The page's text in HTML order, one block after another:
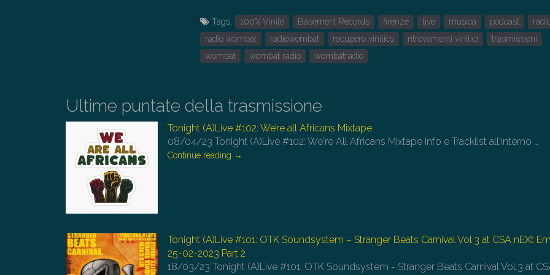
Tags: 100% Vinile Basement Records firenze live musica podcast
radio wombat
radiowombat recupero vinilico ritrovamenti vinilici
trasmissioni
wombat
wombat radio wombatradio
Ultime puntate della trasmissione
Tonight (A)Live #102: We’re all Africans Mixtape
08/04/23 Tonight (A)Live #102: We're All Africans Mixtape Info e Tracklist all'interno …
Continue reading →
Tonight (A)Live #101: OTK Soundsystem – Stranger Beats Carnival Vol.3 at CSA nEXt
25-02-2023 Part 2
18/03/23 Tonight (A)Live #101: OTK Soundsystem - Stranger Beats Carnival Vol.3 at